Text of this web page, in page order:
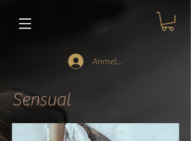
Anmelden
Sensual